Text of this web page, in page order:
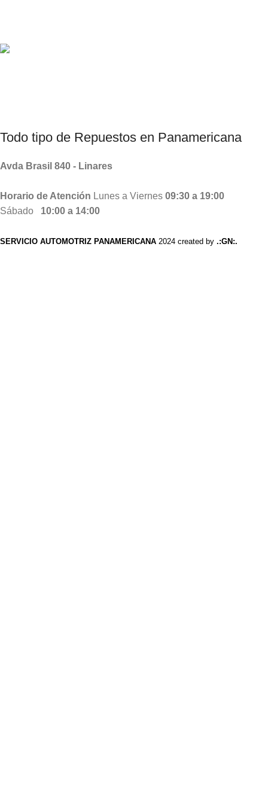
Todo tipo de Repuestos en Panamericana
Avda Brasil 840 - Linares
Horario de Atención Lunes a Viernes 09:30 a 19:00
Sábado 10:00 a 14:00
SERVICIO AUTOMOTRIZ PANAMERICANA 2024 created by .:GN:.